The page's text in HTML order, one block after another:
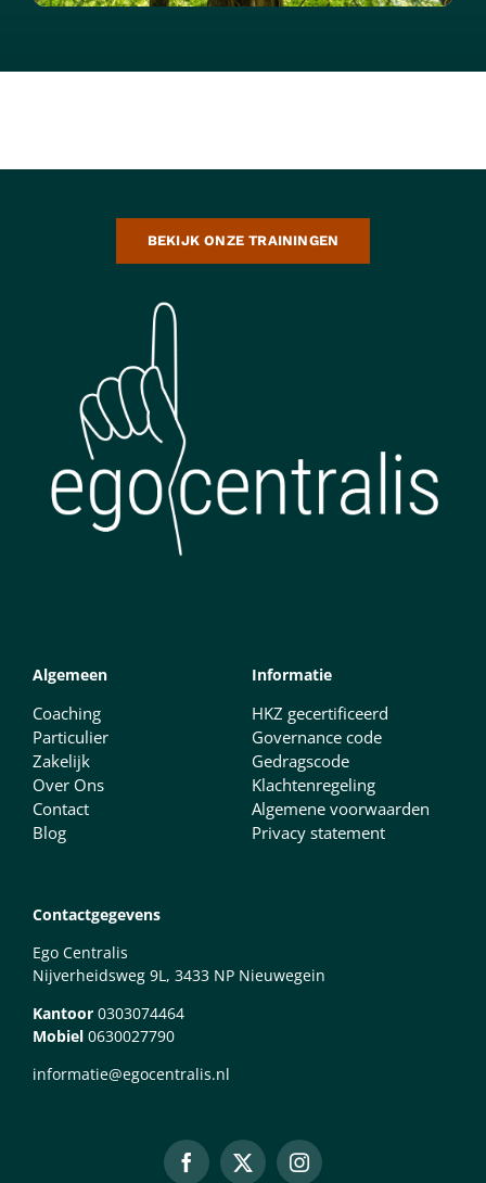
BEKIJK ONZE TRAININGEN
Algemeen
Coaching
Particulier
Zakelijk
Over Ons
Contact
Blog
Informatie
HKZ gecertificeerd
Governance code
Gedragscode
Klachtenregeling
Algemene voorwaarden
Privacy statement
Contactgegevens
Ego Centralis
Nijverheidsweg 9L, 3433 NP Nieuwegein
Kantoor 0303074464
Mobiel 0630027790
informatie@egocentralis.nl